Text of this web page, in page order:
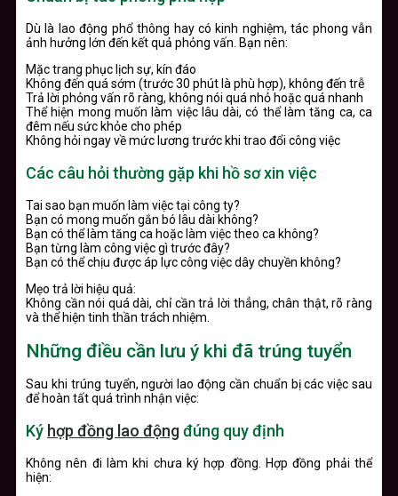
Dù là lao động phổ thông hay có kinh nghiệm, tác phong vẫn
ảnh hưởng lớn đến kết quả phỏng vấn. Bạn nên:
Mặc trang phục lịch sự, kín đáo
Không đến quá sớm (trước 30 phút là phù hợp), không đến trễ
Trả lời phỏng vấn rõ ràng, không nói quá nhỏ hoặc quá nhanh
Thể hiện mong muốn làm việc lâu dài, có thể làm tăng ca, ca
đêm nếu sức khỏe cho phép
Không hỏi ngay về mức lương trước khi trao đổi công việc
Các câu hỏi thường gặp khi hồ sơ xin việc
Tai sao bạn muốn làm việc tại công ty?
Bạn có mong muốn gắn bó lâu dài không?
Bạn có thể làm tăng ca hoặc làm việc theo ca không?
Bạn từng làm công việc gì trước đây?
Bạn có thể chịu được áp lực công việc dây chuyền không?
Mẹo trả lời hiệu quả:
Không cần nói quá dài, chỉ cần trả lời thẳng, chân thật, rõ ràng
và thể hiện tinh thần trách nhiệm.
Những điều cần lưu ý khi đã trúng tuyển
Sau khi trúng tuyển, người lao động cần chuẩn bị các việc sau
để hoàn tất quá trình nhận việc:
Ký hợp đồng lao độngđúng quy định
Không nên đi làm khi chưa ký hợp đồng. Hợp đồng phải thể
hiện: